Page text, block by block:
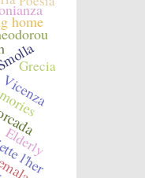
l'her
home
Vicenza
Elderly
Grecia